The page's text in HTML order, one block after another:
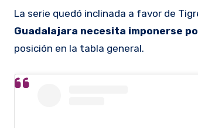
La serie quedó inclinada a favor de
Guadalajara necesita imponerse
posición en la tabla general.